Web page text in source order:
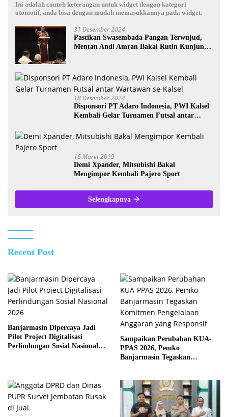
Ini adalah contoh keterangan untuk widget dengan kategori
otomotif, anda bisa dengan mudah memasukkannya pada widget.
31 Desember 2024
Pastikan Swasembada Pangan Terwujud,
Mentan Andi Amran Bakal Rutin Kunjungi
18 Desember 2024
Disponsori PT Adaro Indonesia, PWI Kalsel
Kembali Gelar Turnamen Futsal antar
16 Maret 2019
Demi Xpander, Mitsubishi Bakal
Mengimpor Kembali Pajero Sport
Selengkapnya
Recent Post
Banjarmasin Dipercaya Jadi
Pilot Project Digitalisasi
Perlindungan Sosial Nasional
Sampaikan Perubahan KUA-
PPAS 2026, Pemko
Banjarmasin Tegaskan